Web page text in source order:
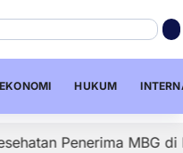
EKONOMI HUKUM
MBG di Depapre,